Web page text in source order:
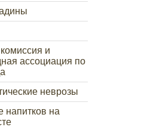
и
ассоциация по
неврозы
напитков на